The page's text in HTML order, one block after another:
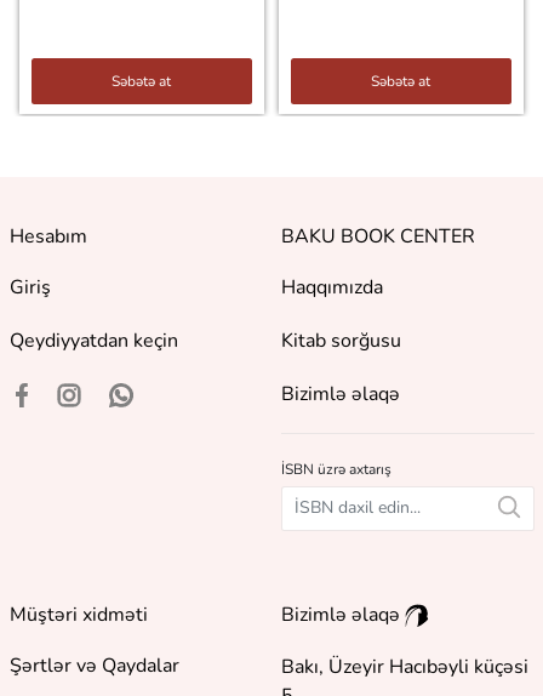
Səbətə at Səbətə at
Hesabım
Giriş
Qeydiyyatdan keçin
BAKU BOOK CENTER
Haqqımızda
Kitab sorğusu
Bizimlə əlaqə
İSBN üzrə axtarış
Müştəri xidməti
Şərtlər və Qaydalar
Bizimlə əlaqə
Bakı, Üzeyir Hacıbəyli küçəsi